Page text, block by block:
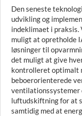
Den seneste
udvikling og
indeklimaet i praksis.
muligt at opretholde
løsninger til
det muligt at give
kontrolleret optimalt
beboerorienterede
ventilationssystemer
luftudskiftning for at
samtidig med at